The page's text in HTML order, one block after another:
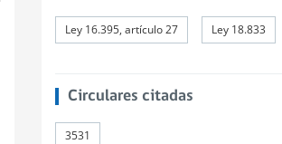
Ley 16.395, artículo 27 Ley 18.833
Circulares citadas
3531